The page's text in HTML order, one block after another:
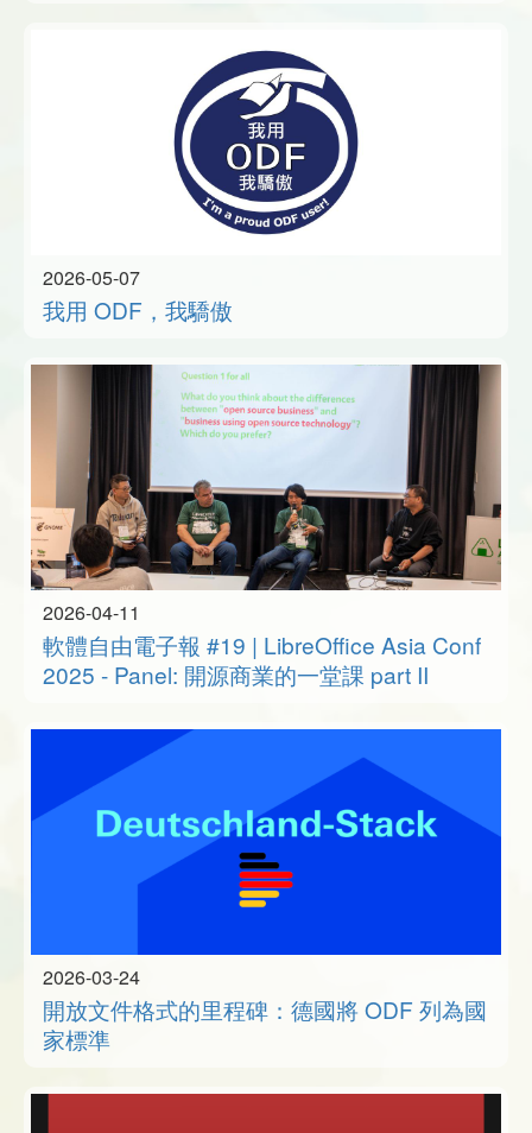
2026-05-07
我用 ODF，我驕傲
2026-04-11
軟體自由電子報 #19 | LibreOffice Asia Conf
2025 - Panel: 開源商業的一堂課 part II
2026-03-24
開放文件格式的里程碑：德國將 ODF 列為國
家標準